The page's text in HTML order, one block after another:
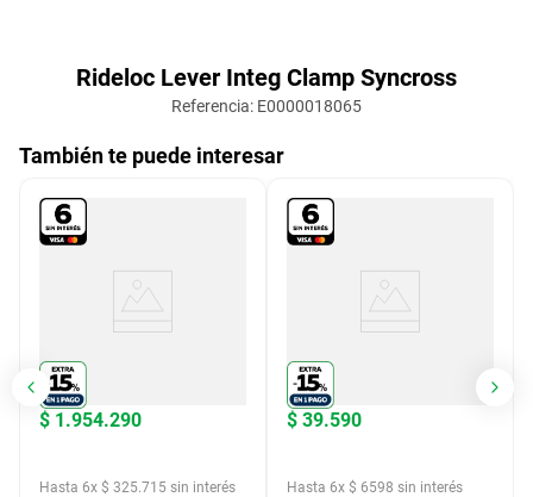
Rideloc Lever Integ Clamp Syncross
Referencia: E0000018065
También te puede interesar
$ 1.954.290
Hasta 6x $ 325.715 sin interés
$ 39.590
Hasta 6x $ 6598 sin interés